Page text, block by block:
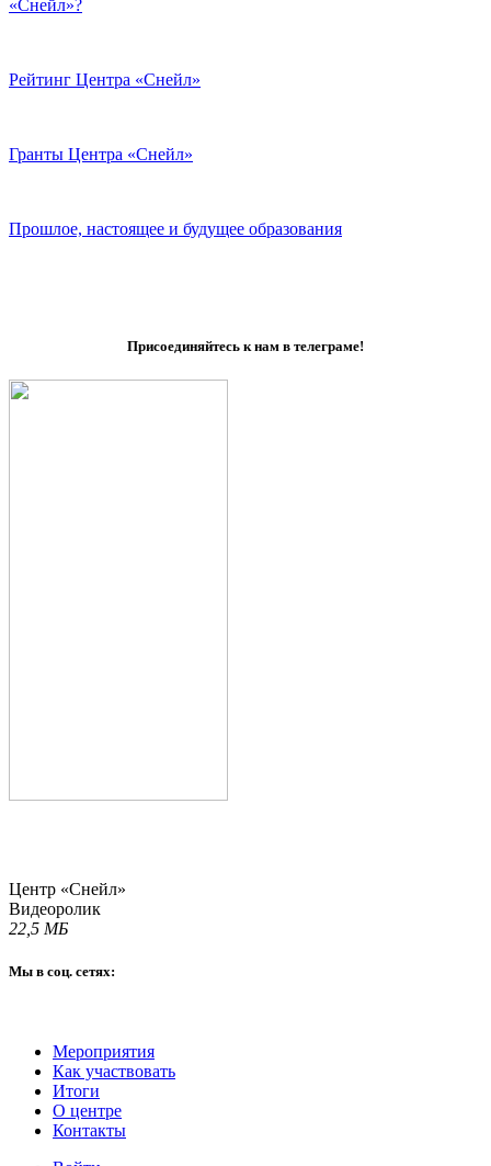
«Снейл»?
Рейтинг Центра «Снейл»
Гранты Центра «Снейл»
Прошлое, настоящее и будущее образования
Присоединяйтесь к нам в телеграме!
Центр «Снейл»
Видеоролик
22,5 МБ
Мы в соц. сетях:
Мероприятия
Как участвовать
Итоги
О центре
Контакты